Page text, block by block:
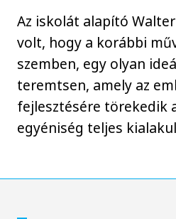
Az iskolát alapító
volt, hogy a korábbi
szemben, egy olyan
teremtsen, amely az
fejlesztésére törekedik
egyéniség teljes